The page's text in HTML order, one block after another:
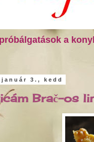
a
január 3., kedd
Brač-os